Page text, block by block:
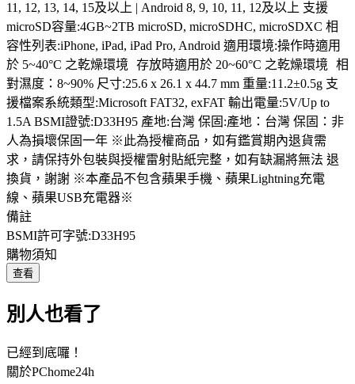
11, 12, 13, 14, 15及以上 | Android 8, 9, 10, 11, 12及以上 支援
microSD容量:4GB~2TB microSD, microSDHC, microSDXC 相
容性列表:iPhone, iPad, iPad Pro, Android 適用環境:操作時適用
於 5~40°C 之乾燥環境 存放時適用於 20~60°C 之乾燥環境 相
對濕度：8~90% 尺寸:25.6 x 26.1 x 44.7 mm 重量:11.2±0.5g 支
援檔案系統類型:Microsoft FAT32, exFAT 輸出電量:5V/Up to
1.5A BSMI證號:D33H95 產地:台灣 保固:產地：台灣 保固：非
人為損壞保固一年 ※此為授權商品，如有鑑賞期內退貨需
求，請保持外包裝與授權雷射貼紙完整，如有缺漏將無法 退
換貨，謝謝 ※本產品不包含蘋果手機、蘋果Lightning充電
線、蘋果USB充電器※
備註
BSMI許可字號:D33H95
購物須知
查看
別人也看了
已經到底囉！
關於PChome24h